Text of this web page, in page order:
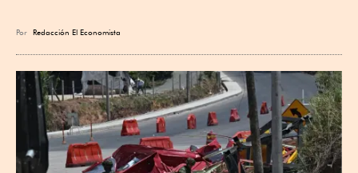
Por Redacción El Economista